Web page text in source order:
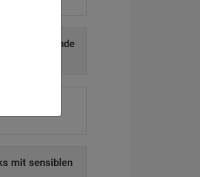
anschließende
mit sensiblen